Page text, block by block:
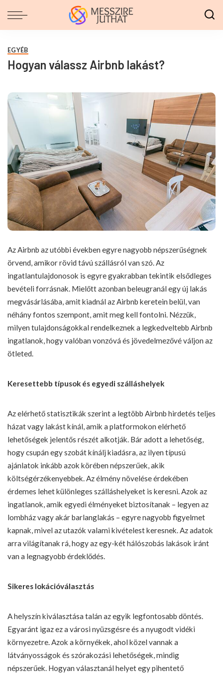
EGYÉB
Hogyan válassz Airbnb lakást?
Az Airbnb az utóbbi években egyre nagyobb népszerűségnek
örvend, amikor rövid távú szállásról van szó. Az
ingatlantulajdonosok is egyre gyakrabban tekintik elsődleges
bevételi forrásnak. Mielőtt azonban beleugranál egy új lakás
megvásárlásába, amit kiadnál az Airbnb keretein belül, van
néhány fontos szempont, amit meg kell fontolni. Nézzük,
milyen tulajdonságokkal rendelkeznek a legkedveltebb Airbnb
ingatlanok, hogy valóban vonzóvá és jövedelmezővé váljon az
ötleted.
Keresettebb típusok és egyedi szálláshelyek
Az elérhető statisztikák szerinta legtöbb Airbnb hirdetés teljes
házat vagy lakást kínál, amik a platformokon elérhető
lehetőségek jelentős részét alkotják. Bár adott a lehetőség,
hogy csupán egy szobát kínálj kiadásra, az ilyen típusú
ajánlatok inkább azok körében népszerűek, akik
költségérzékenyebbek. Az élmény növelése érdekében
érdemes lehet különleges szálláshelyeket is keresni. Azok az
ingatlanok, amik egyedi élményeket biztosítanak – legyen az
lombház vagy akár barlanglakás – egyre nagyobb figyelmet
kapnak, mivel az utazók valami kivételest keresnek. Az adatok
arra világítanak rá, hogy az egy-két hálószobás lakások iránt
van a legnagyobb érdeklődés.
Sikeres lokációválasztás
A helyszín kiválasztása talán az egyik legfontosabb döntés.
Egyaránt igaz ez a városi nyüzsgésre és a nyugodt vidéki
környezetre. Azok a környékek, ahol közel vannak a
látványosságok és szórakozási lehetőségek, mindig
népszerűek. Hogyan választanál helyet egy pihentető